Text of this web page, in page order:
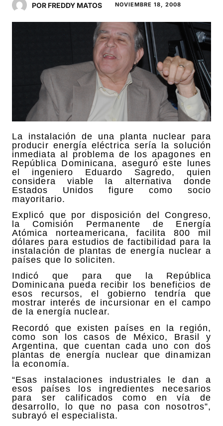
POR FREDDY MATOS NOVIEMBRE 18, 2008
La instalación de una planta nuclear para
producir energía eléctrica sería la solución
inmediata al problema de los apagones en
República Dominicana, aseguró este lunes
el ingeniero Eduardo Sagredo, quien
considera viable la alternativa donde
Estados Unidos figure como socio
mayoritario.
Explicó que por disposición del Congreso,
la Comisión Permanente de Energía
Atómica norteamericana, facilita 800 mil
dólares para estudios de factibilidad para la
instalación de plantas de energía nuclear a
países que lo soliciten.
Indicó que para que la República
Dominicana pueda recibir los beneficios de
esos recursos, el gobierno tendría que
mostrar interés de incursionar en el campo
de la energía nuclear.
Recordó que existen países en la región,
como son los casos de México, Brasil y
Argentina, que cuentan cada uno con dos
plantas de energía nuclear que dinamizan
la economía.
“Esas instalaciones industriales le dan a
esos países los ingredientes necesarios
para ser calificados como en vía de
desarrollo, lo que no pasa con nosotros”,
subrayó el especialista.